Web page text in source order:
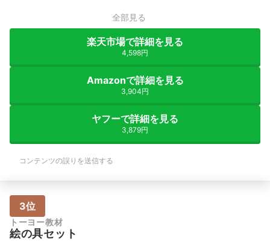
全部見る
楽天市場で詳細を見る
4,598円
Amazonで詳細を見る
3,904円
ヤフーで詳細を見る
3,879円
コンテンツの誤りを送信する
3位
トーヨー教材
絵の具セット